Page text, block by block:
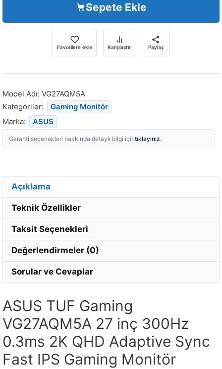
Sepete Ekle
Favorilere ekle Karşılaştır Paylaş
Model Adı: VG27AQM5A
Kategoriler:
Gaming Monitör
Marka:
ASUS
Garanti seçenekleri hakkında detaylı bilgi içintıklayınız.
Açıklama
Teknik Özellikler
Taksit Seçenekleri
Değerlendirmeler (0)
Sorular ve Cevaplar
ASUS TUF Gaming
VG27AQM5A 27 inç 300Hz
0.3ms 2K QHD Adaptive Sync
Fast IPS Gaming Monitör